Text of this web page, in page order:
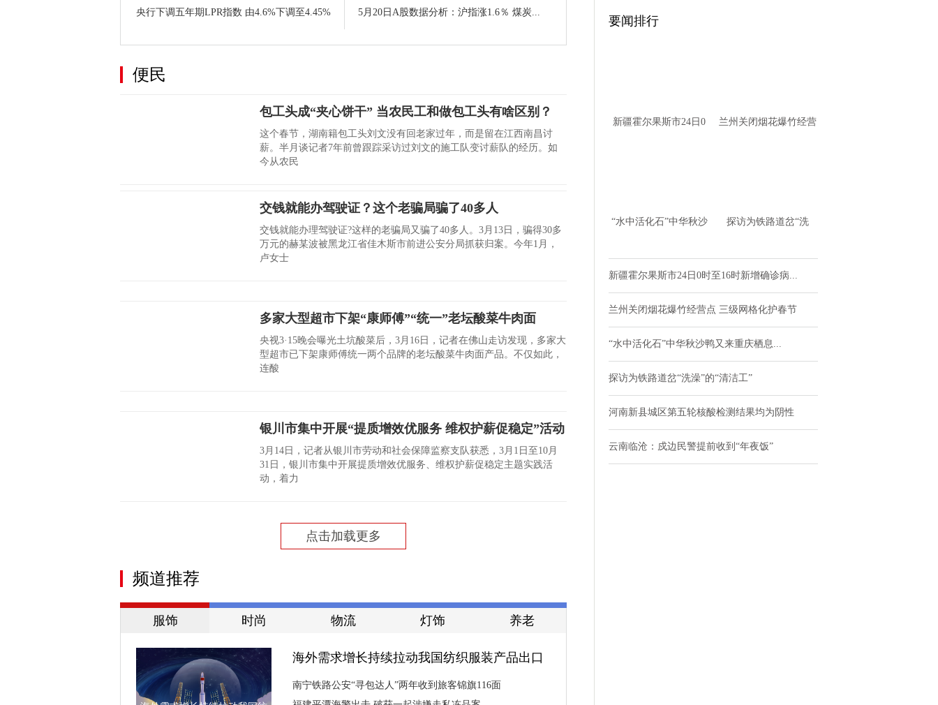
央行下调五年期LPR指数 由4.6%下调至4.45% 5月20日A股数据分析：沪指涨1.6％ 煤炭...
便民
包工头成“夹心饼干” 当农民工和做包工头有啥区别？
这个春节，湖南籍包工头刘文没有回老家过年，而是留在江西南昌讨
薪。半月谈记者7年前曾跟踪采访过刘文的施工队变讨薪队的经历。如
今从农民
交钱就能办驾驶证？这个老骗局骗了40多人
交钱就能办理驾驶证?这样的老骗局又骗了40多人。3月13日，骗得30多
万元的赫某波被黑龙江省佳木斯市前进公安分局抓获归案。今年1月，
卢女士
多家大型超市下架“康师傅”“统一”老坛酸菜牛肉面
央视3·15晚会曝光土坑酸菜后，3月16日，记者在佛山走访发现，多家大
型超市已下架康师傅统一两个品牌的老坛酸菜牛肉面产品。不仅如此，
连酸
银川市集中开展“提质增效优服务 维权护薪促稳定”活动
3月14日，记者从银川市劳动和社会保障监察支队获悉，3月1日至10月
31日，银川市集中开展提质增效优服务、维权护薪促稳定主题实践活
动，着力
点击加载更多
频道推荐
服饰 时尚 物流 灯饰 养老
海外需求增长持续拉动我国纺织服装产品出口
南宁铁路公安“寻包达人”两年收到旅客锦旗116面
要闻排行
新疆霍尔果斯市24日0
兰州关闭烟花爆竹经营
“水中活化石”中华秋沙
探访为铁路道岔“洗
新疆霍尔果斯市24日0时至16时新增确诊病...
兰州关闭烟花爆竹经营点 三级网格化护春节
“水中活化石”中华秋沙鸭又来重庆栖息...
探访为铁路道岔“洗澡”的“清洁工”
河南新县城区第五轮核酸检测结果均为阴性
云南临沧：戍边民警提前收到“年夜饭”